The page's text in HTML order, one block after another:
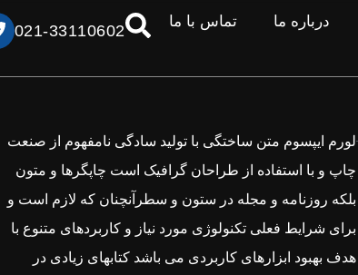
درباره ما تماس با ما 021-33110602
لورم ایپسوم متن ساختگی با تولید سادگی نامفهوم از صنعت
چاپ و با استفاده از طراحان گرافیک است چاپگرها و متون
بلکه روزنامه و مجله در ستون و سطرآنچنان که لازم است و
برای شرایط فعلی تکنولوژی مورد نیاز و کاربردهای متنوع با
هدف بهبود ابزارهای کاربردی می باشد کتابهای زیادی در